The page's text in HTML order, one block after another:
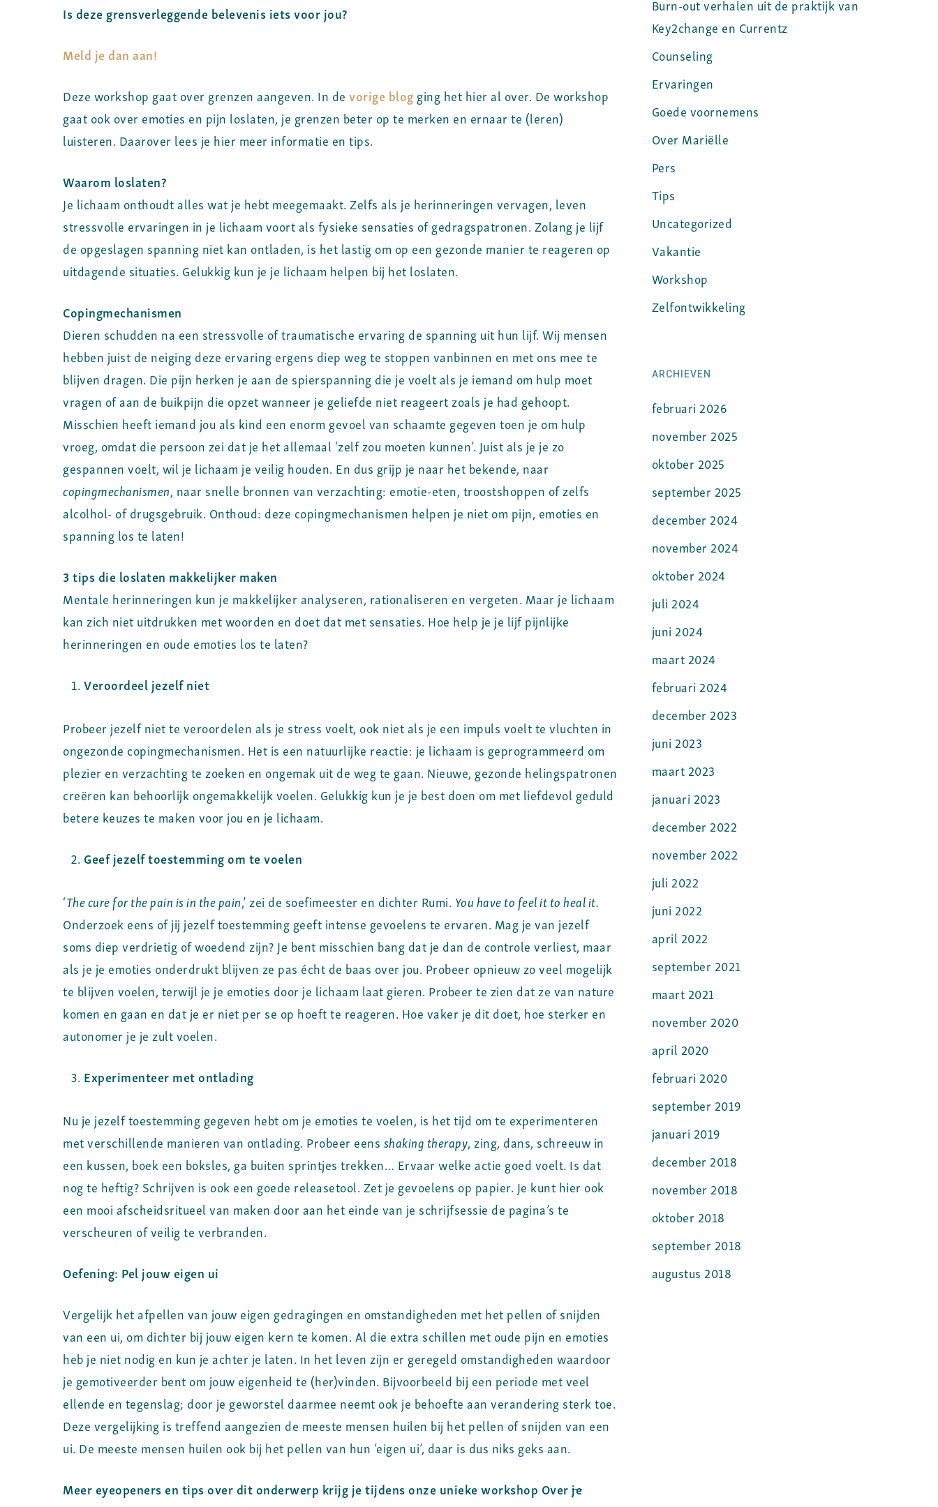
Is deze grensverleggende belevenis iets voor jou?
Meld je dan aan!
Deze workshop gaat over grenzen aangeven. In de vorige blog ging het hier al over. De workshop
gaat ook over emoties en pijn loslaten, je grenzen beter op te merken en ernaar te (leren)
luisteren. Daarover lees je hier meer informatie en tips.
Waarom loslaten?
Je lichaam onthoudt alles wat je hebt meegemaakt. Zelfs als je herinneringen vervagen, leven
stressvolle ervaringen in je lichaam voort als fysieke sensaties of gedragspatronen. Zolang je lijf
de opgeslagen spanning niet kan ontladen, is het lastig om op een gezonde manier te reageren op
uitdagende situaties. Gelukkig kun je je lichaam helpen bij het loslaten.
Copingmechanismen
Dieren schudden na een stressvolle of traumatische ervaring de spanning uit hun lijf. Wij mensen
hebben juist de neiging deze ervaring ergens diep weg te stoppen vanbinnen en met ons mee te
blijven dragen. Die pijn herken je aan de spierspanning die je voelt als je iemand om hulp moet
vragen of aan de buikpijn die opzet wanneer je geliefde niet reageert zoals je had gehoopt.
Misschien heeft iemand jou als kind een enorm gevoel van schaamte gegeven toen je om hulp
vroeg, omdat die persoon zei dat je het allemaal ‘zelf zou moeten kunnen’. Juist als je je zo
gespannen voelt, wil je lichaam je veilig houden. En dus grijp je naar het bekende, naar
copingmechanismen, naar snelle bronnen van verzachting: emotie-eten, troostshoppen of zelfs
alcolhol- of drugsgebruik. Onthoud: deze copingmechanismen helpen je niet om pijn, emoties en
spanning los te laten!
3 tips die loslaten makkelijker maken
Mentale herinneringen kun je makkelijker analyseren, rationaliseren en vergeten. Maar je lichaam
kan zich niet uitdrukken met woorden en doet dat met sensaties. Hoe help je je lijf pijnlijke
herinneringen en oude emoties los te laten?
Veroordeel jezelf niet
Probeer jezelf niet te veroordelen als je stress voelt, ook niet als je een impuls voelt te vluchten in
ongezonde copingmechanismen. Het is een natuurlijke reactie: je lichaam is geprogrammeerd om
plezier en verzachting te zoeken en ongemak uit de weg te gaan. Nieuwe, gezonde helingspatronen
creëren kan behoorlijk ongemakkelijk voelen. Gelukkig kun je je best doen om met liefdevol geduld
betere keuzes te maken voor jou en je lichaam.
Geef jezelf toestemming om te voelen
‘The cure for the pain is in the pain,’ zei de soefimeester en dichter Rumi. You have to feel it to heal it.
Onderzoek eens of jij jezelf toestemming geeft intense gevoelens te ervaren. Mag je van jezelf
soms diep verdrietig of woedend zijn? Je bent misschien bang dat je dan de controle verliest, maar
als je je emoties onderdrukt blijven ze pas écht de baas over jou. Probeer opnieuw zo veel mogelijk
te blijven voelen, terwijl je je emoties door je lichaam laat gieren. Probeer te zien dat ze van nature
komen en gaan en dat je er niet per se op hoeft te reageren. Hoe vaker je dit doet, hoe sterker en
autonomer je je zult voelen.
Experimenteer met ontlading
Nu je jezelf toestemming gegeven hebt om je emoties te voelen, is het tijd om te experimenteren
met verschillende manieren van ontlading. Probeer eens shaking therapy, zing, dans, schreeuw in
een kussen, boek een boksles, ga buiten sprintjes trekken… Ervaar welke actie goed voelt. Is dat
nog te heftig? Schrijven is ook een goede releasetool. Zet je gevoelens op papier. Je kunt hier ook
een mooi afscheidsritueel van maken door aan het einde van je schrijfsessie de pagina’s te
verscheuren of veilig te verbranden.
Oefening: Pel jouw eigen ui
Vergelijk het afpellen van jouw eigen gedragingen en omstandigheden met het pellen of snijden
van een ui, om dichter bij jouw eigen kern te komen. Al die extra schillen met oude pijn en emoties
heb je niet nodig en kun je achter je laten. In het leven zijn er geregeld omstandigheden waardoor
je gemotiveerder bent om jouw eigenheid te (her)vinden. Bijvoorbeeld bij een periode met veel
ellende en tegenslag; door je geworstel daarmee neemt ook je behoefte aan verandering sterk toe.
Deze vergelijking is treffend aangezien de meeste mensen huilen bij het pellen of snijden van een
ui. De meeste mensen huilen ook bij het pellen van hun ‘eigen ui’, daar is dus niks geks aan.
Meer eyeopeners en tips over dit onderwerp krijg je tijdens onze unieke workshop Overje
Burn-out verhalen uit de praktijk van
Key2change en Currentz
Counseling
Ervaringen
Goede voornemens
Over Mariëlle
Pers
Tips
Uncategorized
Vakantie
Workshop
Zelfontwikkeling
ARCHIEVEN
februari 2026
november 2025
oktober 2025
september 2025
december 2024
november 2024
oktober 2024
juli 2024
juni 2024
maart 2024
februari 2024
december 2023
juni 2023
maart 2023
januari 2023
december 2022
november 2022
juli 2022
juni 2022
april 2022
september 2021
maart 2021
november 2020
april 2020
februari 2020
september 2019
januari 2019
december 2018
november 2018
oktober 2018
september 2018
augustus 2018